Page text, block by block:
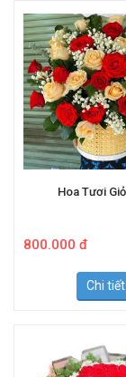
Chi tiết